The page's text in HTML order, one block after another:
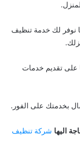
نوفر لك خدمة تنظيف
على تقديم خدمات
بخدمتك على الفور.
اليها شركة تنظيف